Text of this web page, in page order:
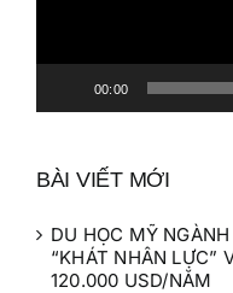
00:00
BÀI VIẾT MỚI
DU HỌC MỸ
“KHÁT NHÂN LỰC”
120.000 USD/NĂM